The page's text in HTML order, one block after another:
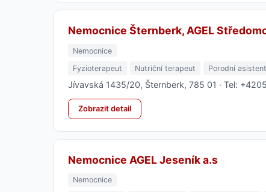
Nemocnice Šternberk, AGEL
Nemocnice
Fyzioterapeut
Nutriční terapeut Porodní
Jívavská 1435/20, Šternberk, 785 01 · Tel:
Zobrazit detail
Nemocnice AGEL Jeseník a.s
Nemocnice